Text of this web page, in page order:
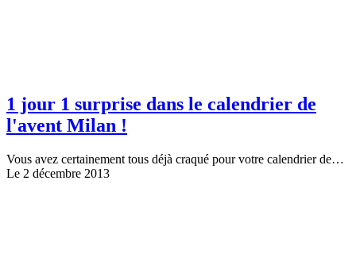
1 jour 1 surprise dans le calendrier de
l'avent Milan !
Vous avez certainement tous déjà craqué pour votre calendrier de…
Le 2 décembre 2013